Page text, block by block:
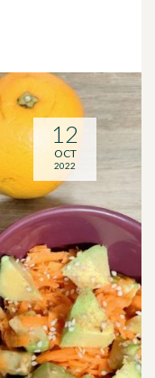
12
OCT
2022